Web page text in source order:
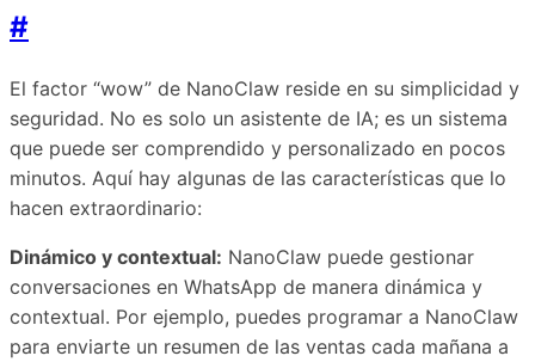
#
El factor “wow” de NanoClaw reside en su simplicidad y
seguridad. No es solo un asistente de IA; es un sistema
que puede ser comprendido y personalizado en pocos
minutos. Aquí hay algunas de las características que lo
hacen extraordinario:
Dinámico y contextual: NanoClaw puede gestionar
conversaciones en WhatsApp de manera dinámica y
contextual. Por ejemplo, puedes programar a NanoClaw
para enviarte un resumen de las ventas cada mañana a